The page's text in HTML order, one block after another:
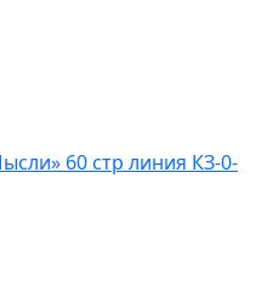
60 стр линия КЗ-0-